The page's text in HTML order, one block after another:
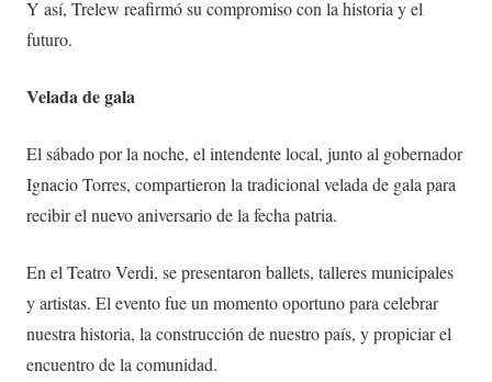
Y así, Trelew reafirmó su compromiso con la historia y el
futuro.
Velada de gala
El sábado por la noche, el intendente local, junto al gobernador
Ignacio Torres, compartieron la tradicional velada de gala para
recibir el nuevo aniversario de la fecha patria.
En el Teatro Verdi, se presentaron ballets, talleres municipales
y artistas. El evento fue un momento oportuno para celebrar
nuestra historia, la construcción de nuestro país, y propiciar el
encuentro de la comunidad.